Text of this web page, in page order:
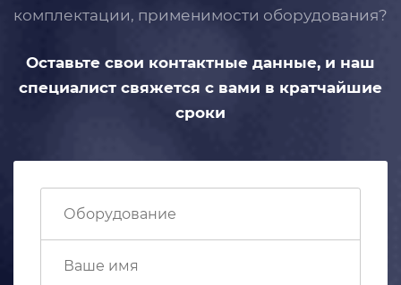
комплектации, применимости оборудования?
Оставьте свои контактные данные, и наш
специалист свяжется с вами в кратчайшие
сроки